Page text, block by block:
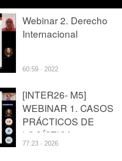
Webinar 2. Derecho
Internacional
60:59 · 2022
[INTER26- M5]
WEBINAR 1. CASOS
PRÁCTICOS DE
LOGÍSTICA
INTERNACIONAL
77:23 · 2026